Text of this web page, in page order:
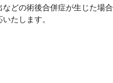
どの術後合併症が生じた場合
たします。